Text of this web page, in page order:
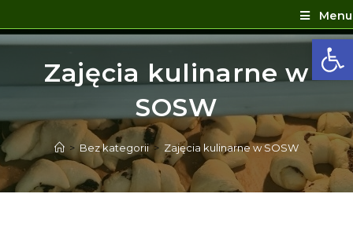
Menu
Zajęcia kulinarne w
SOSW
> Bez kategorii > Zajęcia kulinarne w SOSW